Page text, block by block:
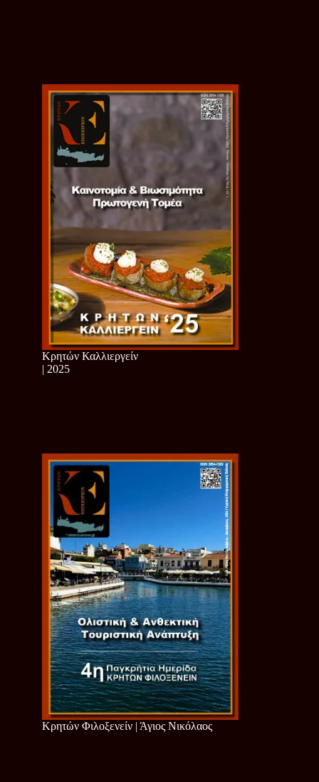
Κρητών Καλλιεργείν
| 2025
Κρητών Φιλοξενείν | Άγιος Νικόλαος